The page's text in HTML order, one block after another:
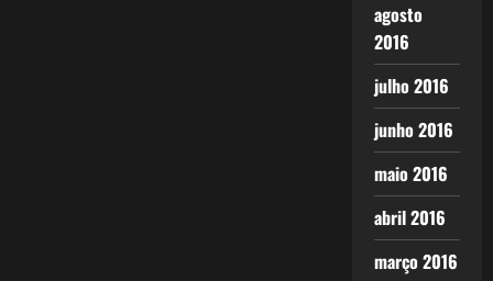
agosto
2016
julho 2016
junho 2016
maio 2016
abril 2016
março 2016